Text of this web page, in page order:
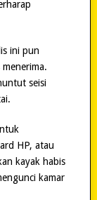
ini pun
seisi
HP, atau
kayak habis
kamar